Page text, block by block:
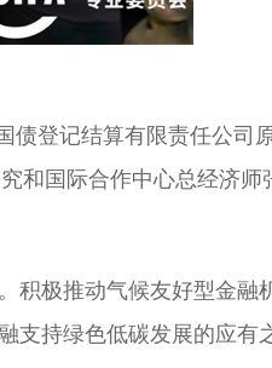
债登记结算有限责任公司
和国际合作中心总经济师
积极推动气候友好型金融
持绿色低碳发展的应有